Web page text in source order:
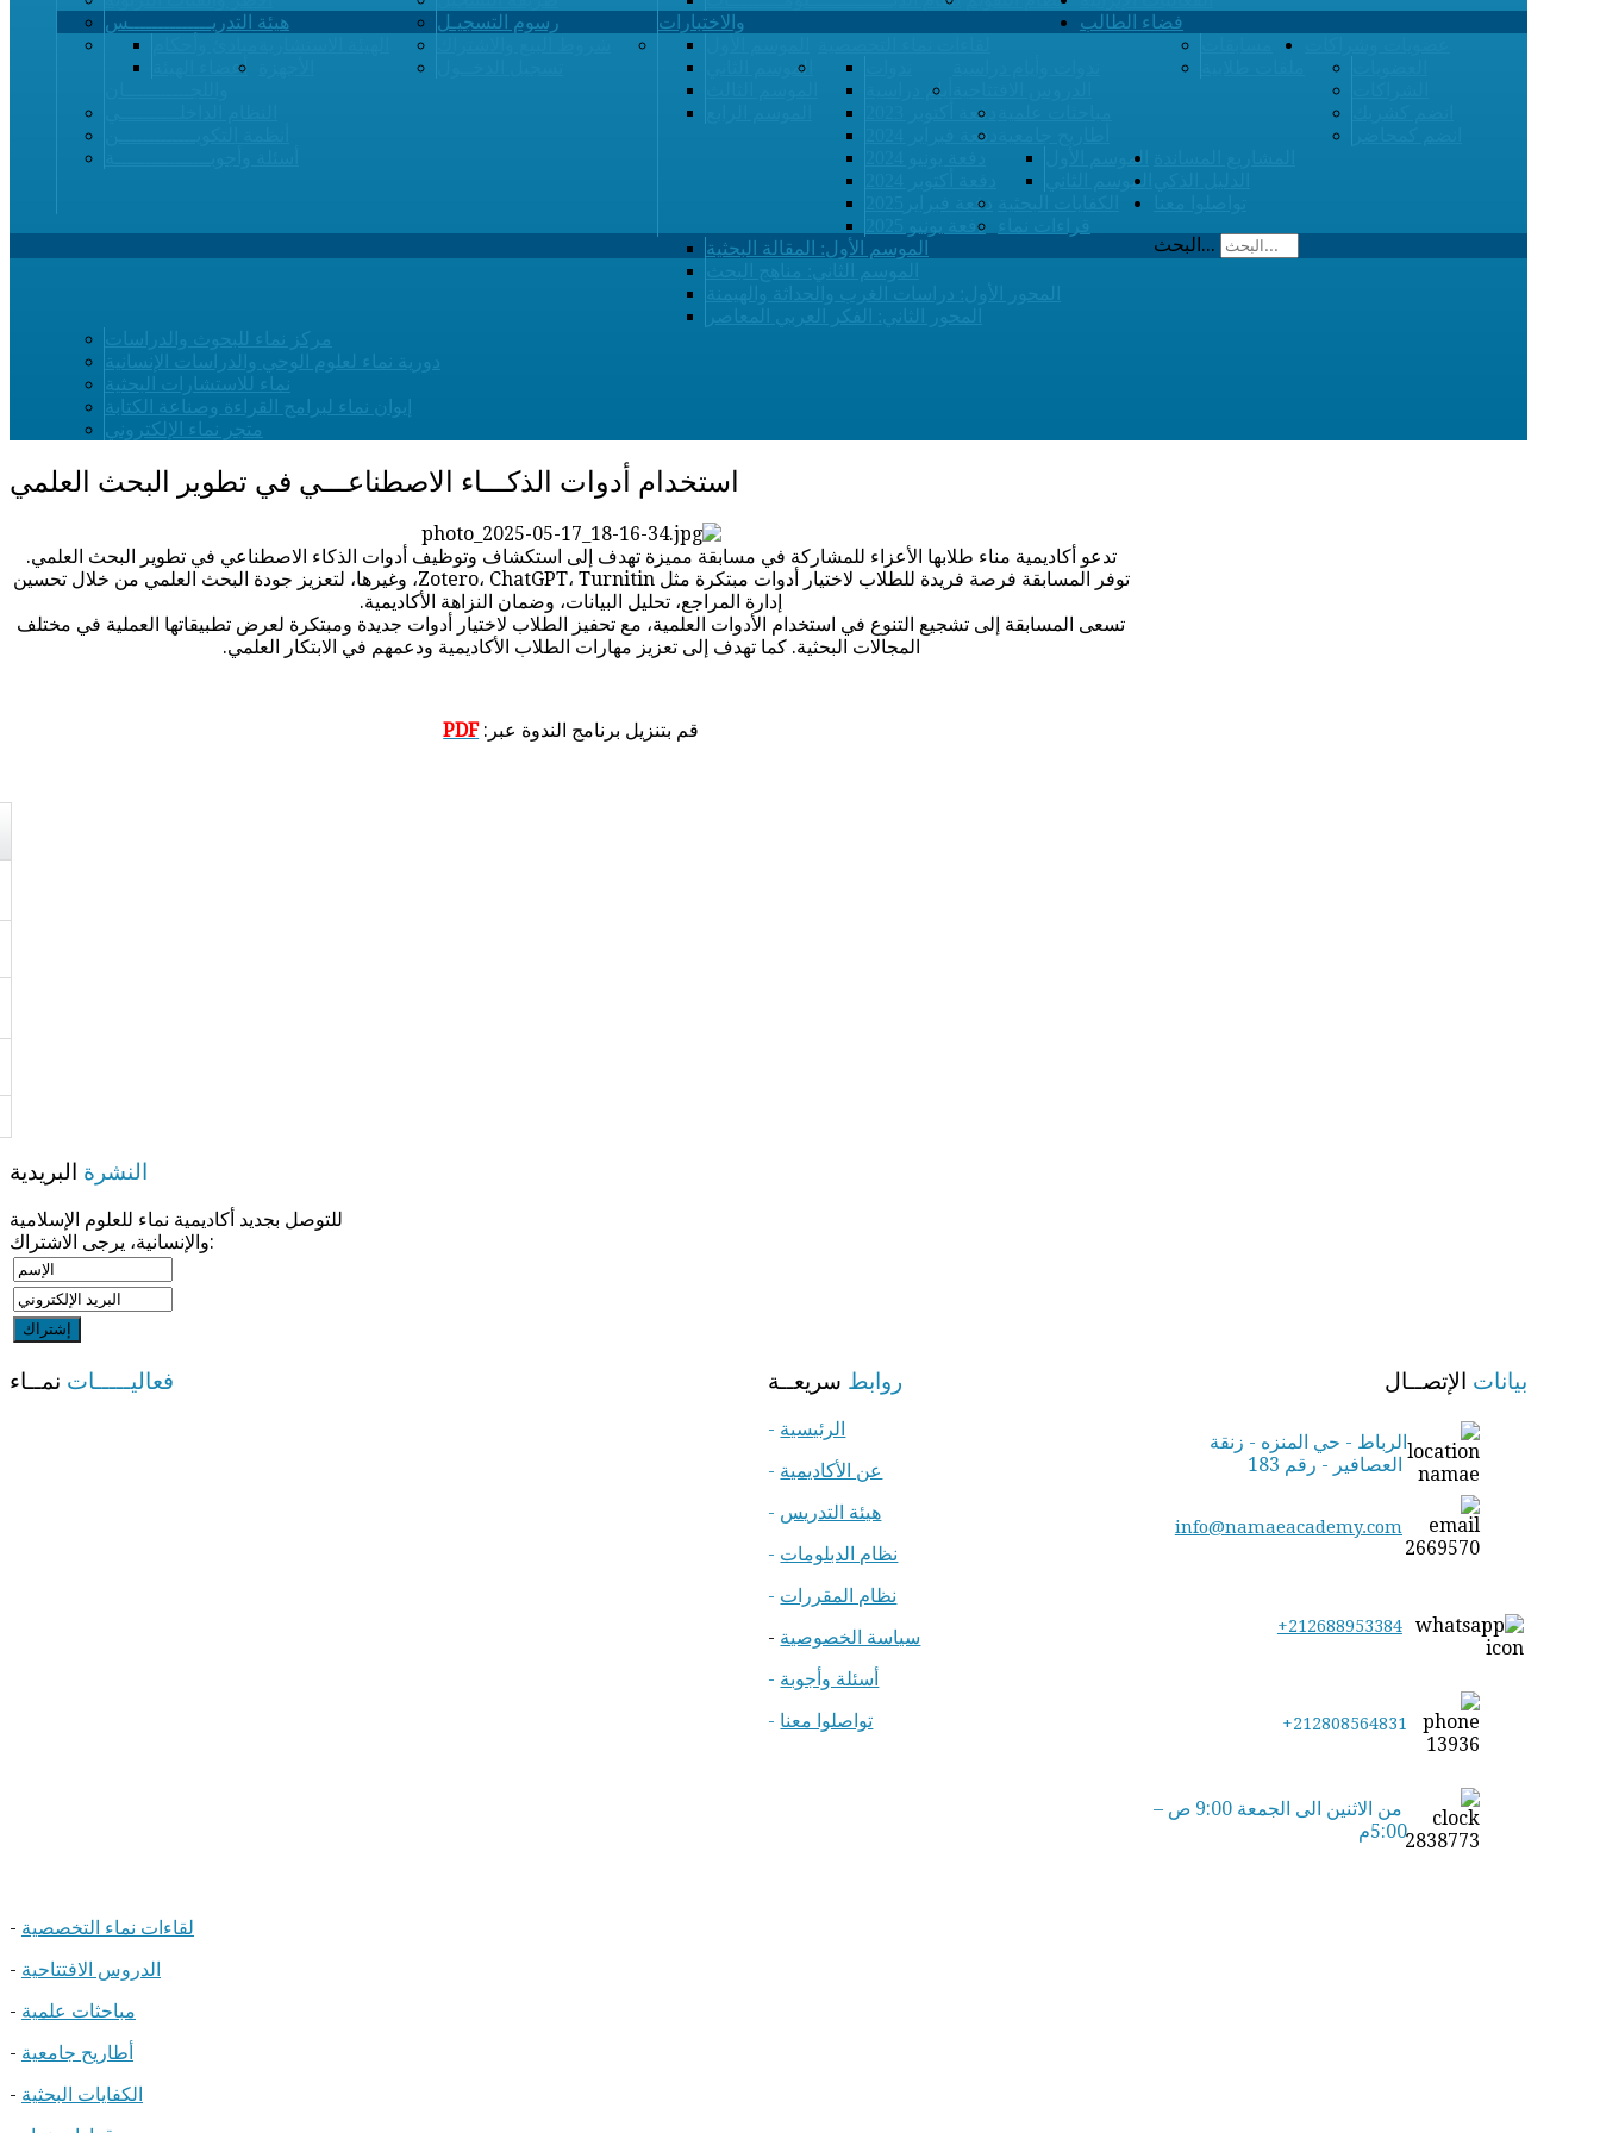
هيئة التدريــــــــــــــس
أعضاء الهيئة
رسوم التسجيـل
والاختبارات
الموسم الثاني
أيام دراسية
دفعة أكتوبر 2023
دفعة فبراير 2024
دفعة فبراير2025
دفعة يونيو 2025
الموسم الأول
الموسم الثاني
الموسم الأول: المقالة البحثية
فضاء الطالب
نماء للاستشارات البحثية
إيوان نماء لبرامج القراءة وصناعة الكتابة
متجر نماء الإلكتروني
البحث...
استخدام أدوات الذكـــاء الاصطناعـــي في تطوير البحث العلمي
تدعو أكاديمية مناء طلابها الأعزاء للمشاركة في مسابقة مميزة تهدف إلى استكشاف وتوظيف أدوات الذكاء الاصطناعي في تطوير البحث العلمي.
توفر المسابقة فرصة فريدة للطلاب لاختيار أدوات مبتكرة مثل Zotero، ChatGPT، Turnitin، وغيرها، لتعزيز جودة البحث العلمي من خلال تحسين
إدارة المراجع، تحليل البيانات، وضمان النزاهة الأكاديمية.
تسعى المسابقة إلى تشجيع التنوع في استخدام الأدوات العلمية، مع تحفيز الطلاب لاختيار أدوات جديدة ومبتكرة لعرض تطبيقاتها العملية في مختلف
المجالات البحثية. كما تهدف إلى تعزيز مهارات الطلاب الأكاديمية ودعمهم في الابتكار العلمي.
قم بتنزيل برنامج الندوة عبر:PDF
النشرة البريدية
للتوصل بجديد أكاديمية نماء للعلوم الإسلامية
والإنسانية، يرجى الاشتراك:
بيانات الإتصــال
الرباط - حي المنزه - زنقة
info@namaeacademy.com
+212688953384
+212808564831
من الاثنين الى الجمعة 9:00 ص –
5:00م
روابط سريعــة
- الرئيسية
- عن الأكاديمية
- هيئة التدريس
- نظام الدبلومات
- نظام المقررات
- سياسة الخصوصية
- أسئلة وأجوبة
- تواصلوا معنا
فعاليـــــات نمــاء
- لقاءات نماء التخصصية
- الدروس الافتتاحية
- مباحثات علمية
- أطاريح جامعية
- الكفايات البحثية